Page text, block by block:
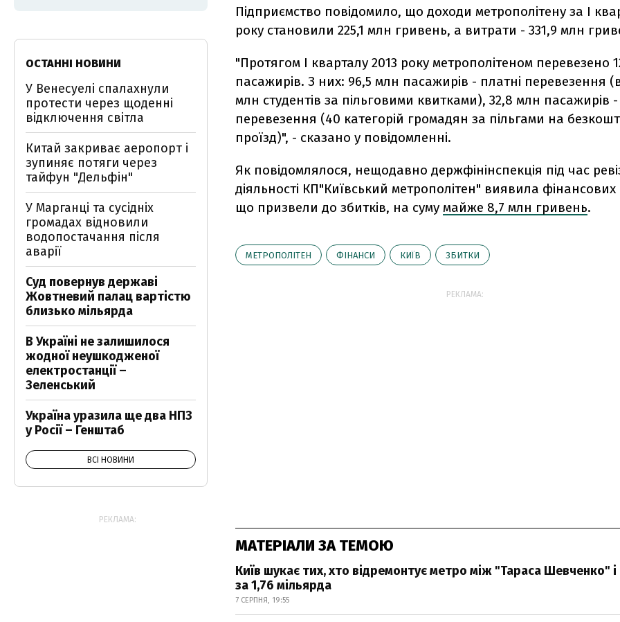
Підприємство повідомило, що доходи метрополітену за І
року становили 225,1 млн гривень, а витрати - 331,9 млн
"Протягом І кварталу 2013 року метрополітеном перевезено
пасажирів. З них: 96,5 млн пасажирів - платні перевезення
млн студентів за пільговими квитками), 32,8 млн пасажирів -
перевезення (40 категорій громадян за пільгами на
проїзд)", - сказано у повідомленні.
Як повідомлялося, нещодавно держфінінспекція під час
діяльності КП"Київський метрополітен" виявила
що призвели до збитків, на суму майже 8,7 млн гривень.
МЕТРОПОЛІТЕН ФІНАНСИ КИЇВ ЗБИТКИ
РЕКЛАМА:
МАТЕРІАЛИ ЗА ТЕМОЮ
Київ шукає тих, хто відремонтує метро між "Тараса Шевченко"
за 1,76 мільярда
7 СЕРПНЯ, 19:55
ОСТАННІ НОВИНИ
У Венесуелі спалахнули
протести через щоденні
відключення світла
Китай закриває аеропорт і
зупиняє потяги через
тайфун "Дельфін"
У Марганці та сусідніх
громадах відновили
водопостачання після
аварії
Суд повернув державі
Жовтневий палац вартістю
близько мільярда
В Україні не залишилося
жодної неушкодженої
електростанції –
Зеленський
Україна уразила ще два НПЗ
у Росії – Генштаб
ВСІ НОВИНИ
РЕКЛАМА: